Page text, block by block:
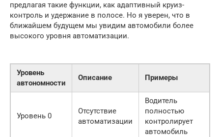
предлагая такие функции, как адаптивный круиз-
контроль и удержание в полосе. Но я уверен, что в
ближайшем будущем мы увидим автомобили более
высокого уровня автоматизации.
Уровень
автономности
Описание Примеры
Уровень 0
Отсутствие
автоматизации
Водитель
полностью
контролирует
автомобиль